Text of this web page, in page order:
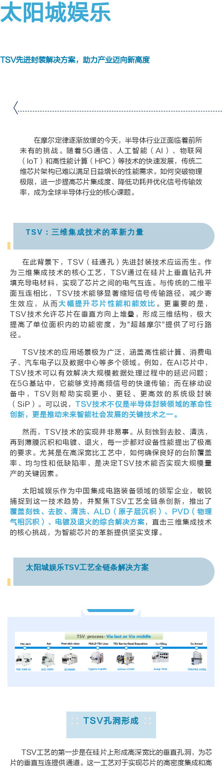
太阳城娱乐
TSV先进封装解决方案，助力产业迈向新高度
在摩尔定律逐渐放缓的今天，半导体行业正面临着前所
未有的挑战。随着5G通信、人工智能（AI）、物联网
（IoT）和高性能计算（HPC）等技术的快速发展，传统二
维芯片架构已难以满足日益增长的性能需求。如何突破物理
极限，进一步提高芯片集成度、降低功耗并优化信号传输效
率，成为全球半导体行业的核心课题。
TSV ：三维集成技术的革新力量
在此背景下，TSV（硅通孔）先进封装技术应运而生。作
为三维集成技术的核心工艺，TSV通过在硅片上垂直钻孔并
填充导电材料，实现了芯片之间的电气互连。与传统的二维平
面互连相比，TSV技术能够显著缩短信号传输路径，减少寄
生效应，从而大幅提升芯片性能和能效比 。更重要的是，
TSV技术允许芯片在垂直方向上堆叠，形成三维结构，极大
提高了单位面积内的功能密度，为"超越摩尔"提供了可行路
径。
TSV技术的应用场景极为广泛，涵盖高性能计算、消费电
子、汽车电子以及数据中心等多个领域。例如，在AI芯片中，
TSV技术可以有效解决大规模数据处理过程中的延迟问题；
在5G基站中，它能够支持高频信号的快速传输；而在移动设
备中，TSV则帮助实现更小、更轻、更高效的系统级封装
（SiP）。可以说， TSV技术不仅是半导体封装领域的革命性
创新，更是推动未来智能社会发展的关键技术之一。
然而，TSV技术的实现并非易事。从刻蚀到去胶、清洗，
再到薄膜沉积和电镀、退火，每一步都对设备性能提出了极高
的要求。尤其是在高深宽比工艺中，如何确保良好的台阶覆盖
率、均匀性和低缺陷率，是决定TSV技术能否实现大规模量
产的关键因素。
太阳城娱乐作为中国集成电路装备领域的领军企业，敏锐
捕捉到这一技术趋势，并聚焦TSV工艺全链条创新，推出了
覆盖刻蚀、去胶、清洗、ALD（原子层沉积）、PVD（物理
气相沉积）、电镀及退火的综合解决方案，直击三维集成技术
的核心挑战，为智能芯片的革新提供坚实支撑。
太阳城娱乐TSV工艺全链条解决方案
TSV孔洞形成
TSV工艺的第一步是在硅片上形成高深宽比的垂直孔洞，为芯
片的垂直互连提供通道。这一工艺对于实现芯片的高密度集成和高